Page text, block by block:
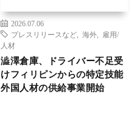
2026.07.06
プレスリリースなど
海外
雇用/
人材
澁澤倉庫、ドライバー不足受
けフィリピンからの特定技能
外国人材の供給事業開始